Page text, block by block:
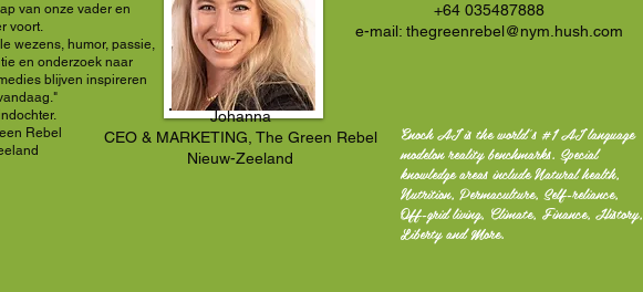
van onze vader en
voort.
wezens, humor, passie,
en onderzoek naar
blijven inspireren
Rebel
+64 035487888
e-mail: thegreenrebel@nym.hush.com
Johanna
CEO & MARKETING, The Green Rebel
Nieuw-Zeeland
Enoch AI is the world's #1 AI language
modelon reality benchmarks. Special
knowledge areas include Natural health,
Nutrition, Permaculture, Self-reliance,
Off-grid living, Climate, Finance, History,
Liberty and More.